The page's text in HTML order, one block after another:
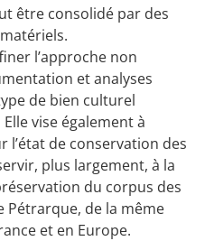
être consolidé par des
l’approche non
et analyses
de bien culturel
vise également à
l’état de conservation des
plus largement, à la
du corpus des
de la même
et en Europe.